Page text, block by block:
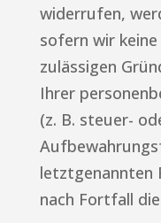
widerrufen,
sofern wir
zulässigen
Ihrer
(z. B. steuer-
letztgenannten
nach Fortfall